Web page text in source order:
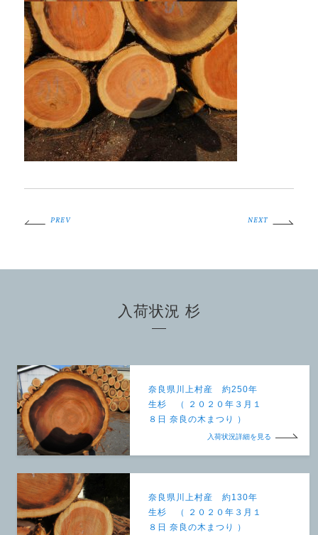
PREV NEXT
入荷状況 杉
奈良県川上村産 約250年
生杉 （ ２０２０年３月１
８日 奈良の木まつり ）
入荷状況詳細を見る
奈良県川上村産 約130年
生杉 （ ２０２０年３月１
８日 奈良の木まつり ）